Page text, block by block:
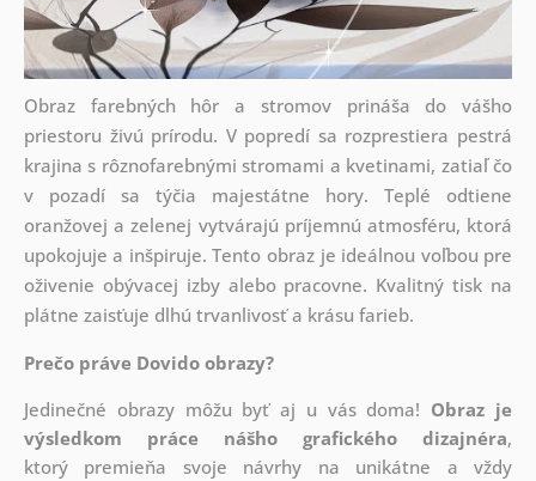
Obraz farebných hôr a stromov prináša do vášho
priestoru živú prírodu. V popredí sa rozprestiera pestrá
krajina s rôznofarebnými stromami a kvetinami, zatiaľ čo
v pozadí sa týčia majestátne hory. Teplé odtiene
oranžovej a zelenej vytvárajú príjemnú atmosféru, ktorá
upokojuje a inšpiruje. Tento obraz je ideálnou voľbou pre
oživenie obývacej izby alebo pracovne. Kvalitný tisk na
plátne zaisťuje dlhú trvanlivosť a krásu farieb.
Prečo práve Dovido obrazy?
Jedinečné obrazy môžu byť aj u vás doma! Obraz je
výsledkom práce nášho grafického dizajnéra,
ktorý premieňa svoje návrhy na unikátne a vždy